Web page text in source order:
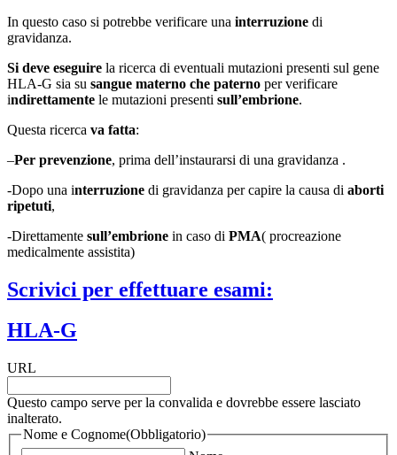
In questo caso si potrebbe verificare una interruzione di
gravidanza.
Si deve eseguire la ricerca di eventuali mutazioni presenti sul gene
HLA-G sia su sangue materno che paterno per verificare
indirettamente le mutazioni presenti sull’embrione.
Questa ricerca va fatta:
–Per prevenzione, prima dell’instaurarsi di una gravidanza .
-Dopo una interruzione di gravidanza per capire la causa di aborti
ripetuti,
-Direttamente sull’embrione in caso di PMA( procreazione
medicalmente assistita)
Scrivici per effettuare esami:
HLA-G
URL
Questo campo serve per la convalida e dovrebbe essere lasciato
inalterato.
Nome e Cognome(Obbligatorio)